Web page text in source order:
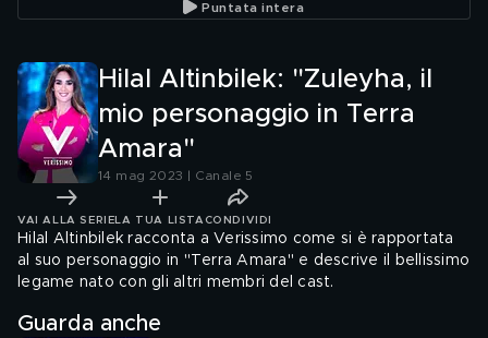
Puntata intera
Hilal Altinbilek: "Zuleyha, il
mio personaggio in Terra
Amara"
14 mag 2023 | Canale 5
VAI ALLA SERIE LA TUA LISTA CONDIVIDI
Hilal Altinbilek racconta a Verissimo come si è rapportata
al suo personaggio in "Terra Amara" e descrive il bellissimo
legame nato con gli altri membri del cast.
Guarda anche